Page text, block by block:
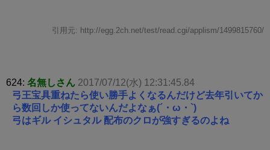
引用元: http://egg.2ch.net/test/read.cgi/applism/1499815760/
624: 名無しさん 2017/07/12(水) 12:31:45.84
弓王宝具重ねたら使い勝手よくなるんだけど去年引いてか
ら数回しか使ってないんだよなぁ(´・ω・`)
弓はギル イシュタル 配布のクロが強すぎるのよね